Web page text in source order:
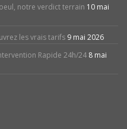
notre verdict terrain 10 mai
les vrais tarifs 9 mai 2026
Rapide 24h/24 8 mai